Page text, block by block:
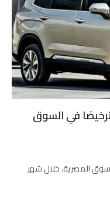
ترخيصًا في السوق
المصرية، خلال شهر